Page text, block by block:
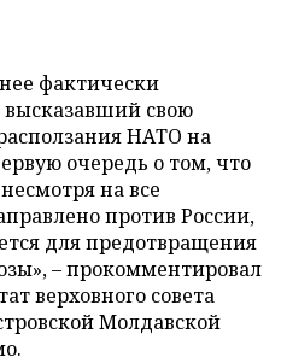
фактически
свою
НАТО на
очередь о том, что
на все
против России,
для предотвращения
– прокомментировал
верховного совета
Молдавской